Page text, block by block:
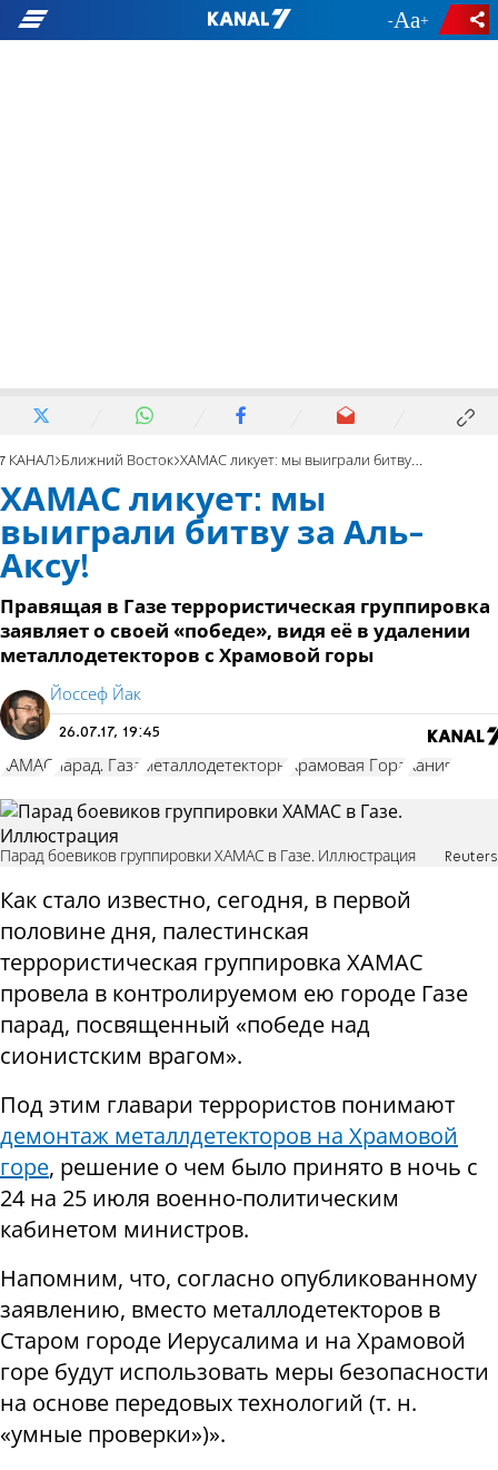
- +
7 КАНАЛ Ближний Восток ХАМАС ликует: мы выиграли битву за Аль-Аксу!
ХАМАС ликует: мы
выиграли битву за Аль-
Аксу!
Правящая в Газе террористическая группировка
заявляет о своей «победе», видя её в удалении
металлодетекторов с Храмовой горы
Йоссеф Йак
26.07.17, 19:45
ХАМАС парад. Газа металлодетекторы Храмовая Гора Хания
Парад боевиков группировки ХАМАС в Газе. Иллюстрация Reuters
Как стало известно, сегодня, в первой
половине дня, палестинская
террористическая группировка ХАМАС
провела в контролируемом ею городе Газе
парад, посвященный «победе над
сионистским врагом».
Под этим главари террористов понимают
демонтаж металлдетекторов на Храмовой
горе, решение о чем было принято в ночь с
24 на 25 июля военно-политическим
кабинетом министров.
Напомним, что, согласно опубликованному
заявлению, вместо металлодетекторов в
Старом городе Иерусалима и на Храмовой
горе будут использовать меры безопасности
на основе передовых технологий (т. н.
«умные проверки»)».